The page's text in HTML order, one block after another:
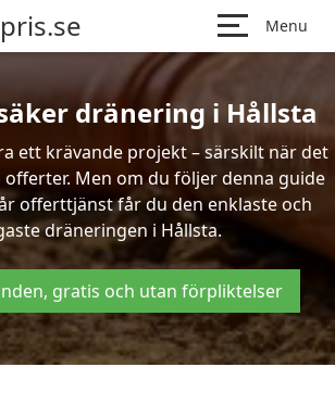
Menu
dränering i Hållsta
ett krävande projekt – särskilt när det
Men om du följer denna guide
offerttjänst får du den enklaste och
dräneringen i Hållsta.
gratis och utan förpliktelser